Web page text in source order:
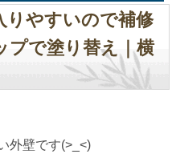
やすいので補修
プで塗り替え｜横
外壁です(>_<)